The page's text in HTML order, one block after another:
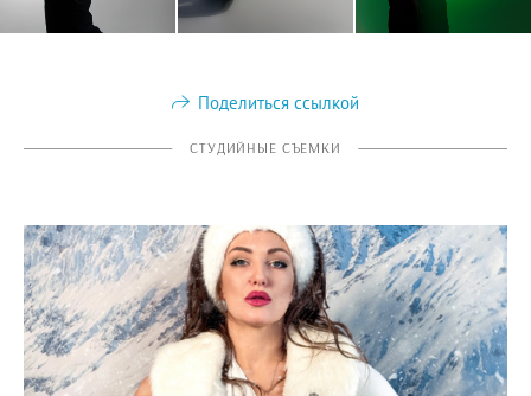
Поделиться ссылкой
СТУДИЙНЫЕ СЪЕМКИ